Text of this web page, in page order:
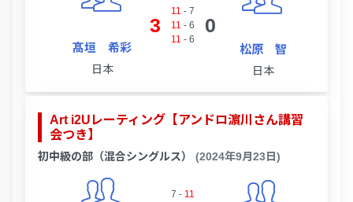
髙垣 希彩
日本
3
11 - 7
11 - 6
11 - 6
0
松原 智
日本
Art i2Uレーティング【アンドロ濵川さん講習
会つき】
初中級の部（混合シングルス） (2024年9月23日)
7 - 11